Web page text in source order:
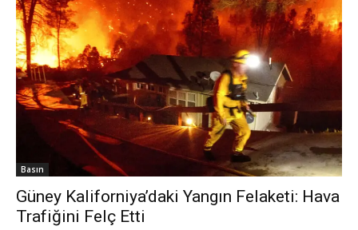
Basın
Güney Kaliforniya’daki Yangın Felaketi: Hava
Trafiğini Felç Etti